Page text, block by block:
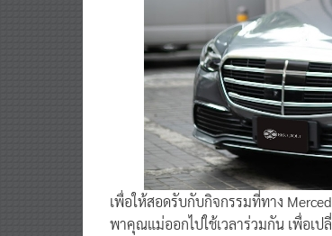
เพื่อให้สอดรับกับกิจกรรมที่ทาง
พาคุณแม่ออกไปใช้เวลาร่วมกัน เพื่อเป